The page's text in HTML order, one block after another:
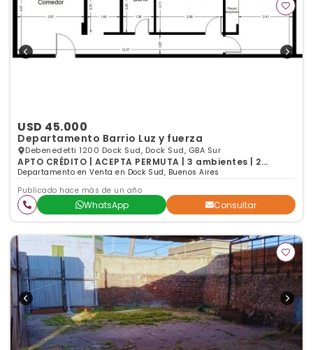
USD 45.000
Departamento Barrio Luz y fuerza
Debenedetti 1200 Dock Sud, Dock Sud, GBA Sur
APTO CRÉDITO | ACEPTA PERMUTA | 3 ambientes | 2
dormitorios
Departamento en Venta en Dock Sud, Buenos Aires
Publicado hace más de un año
WhatsApp Consultar